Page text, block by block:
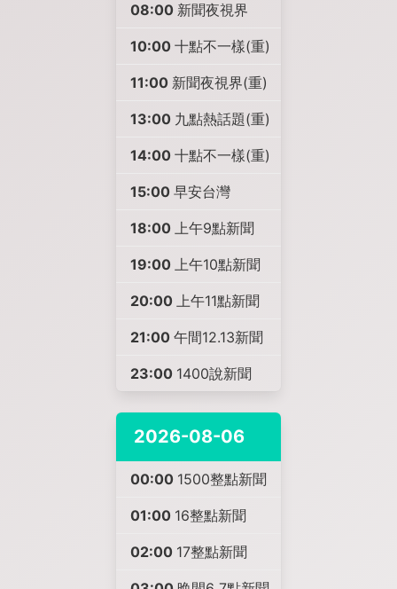
08:00 新聞夜視界
10:00 十點不一樣(重)
11:00 新聞夜視界(重)
13:00 九點熱話題(重)
14:00 十點不一樣(重)
15:00 早安台灣
18:00 上午9點新聞
19:00 上午10點新聞
20:00 上午11點新聞
21:00 午間12.13新聞
23:00 1400說新聞
2026-08-06
00:00 1500整點新聞
01:00 16整點新聞
02:00 17整點新聞